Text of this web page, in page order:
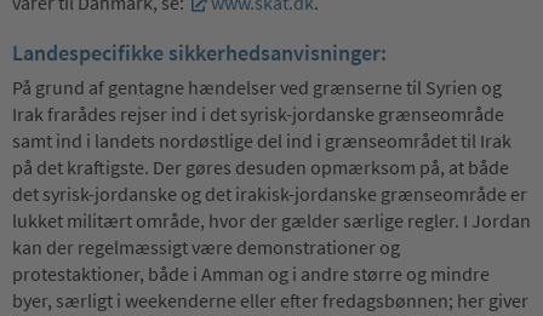
Landespecifikke sikkerhedsanvisninger:
På grund af gentagne hændelser ved grænserne til Syrien og
Irak frarådes rejser ind i det syrisk-jordanske grænseområde
samt ind i landets nordøstlige del ind i grænseområdet til Irak
på det kraftigste. Der gøres desuden opmærksom på, at både
det syrisk-jordanske og det irakisk-jordanske grænseområde er
lukket militært område, hvor der gælder særlige regler. I Jordan
kan der regelmæssigt være demonstrationer og
protestaktioner, både i Amman og i andre større og mindre
byer, særligt i weekenderne eller efter fredagsbønnen; her giver